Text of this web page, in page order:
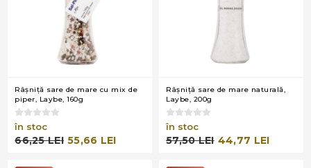
Râşniţă sare de mare cu mix de
piper, Laybe, 160g
în stoc
66,25 LEI 55,66 LEI
Râşniţă sare de mare naturală,
Laybe, 200g
în stoc
57,50 LEI 44,77 LEI